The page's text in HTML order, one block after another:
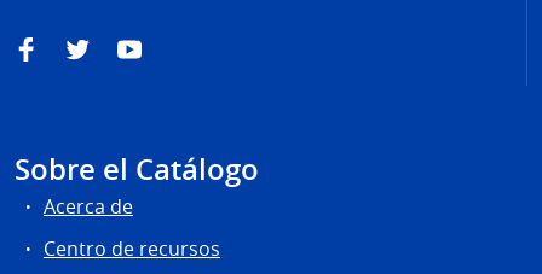
FacebookTwitterYouTube
Sobre el Catálogo
Acerca de
Centro de recursos